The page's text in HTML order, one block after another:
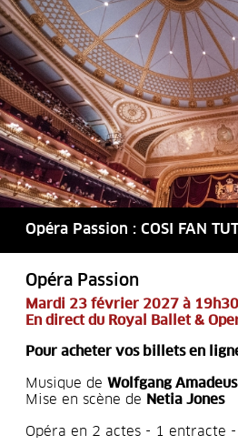
Opéra Passion : COSI FAN
Opéra Passion
Mardi 23 février 2027 à
En direct du Royal Ballet &
Pour acheter vos billets en
Musique de Wolfgang
Mise en scène de Netia Jones
Opéra en 2 actes - 1 entracte